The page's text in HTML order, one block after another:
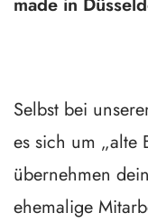
made in
Selbst bei
es sich um „alte
übernehmen
ehemalige